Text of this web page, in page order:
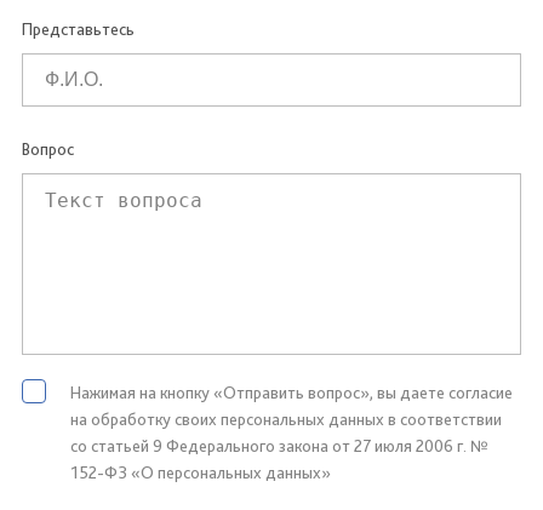
Представьтесь
Вопрос
Нажимая на кнопку «Отправить вопрос», вы даете согласие
на обработку своих персональных данных в соответствии
со статьей 9 Федерального закона от 27 июля 2006 г. №
152-ФЗ «О персональных данных»